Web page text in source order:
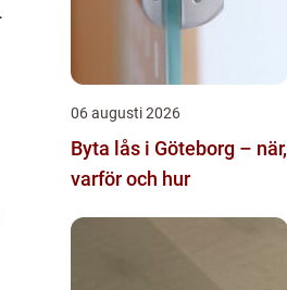
06 augusti 2026
Byta lås i Göteborg – när,
varför och hur